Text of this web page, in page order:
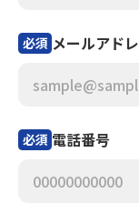
必須 メールアド
必須 電話番号